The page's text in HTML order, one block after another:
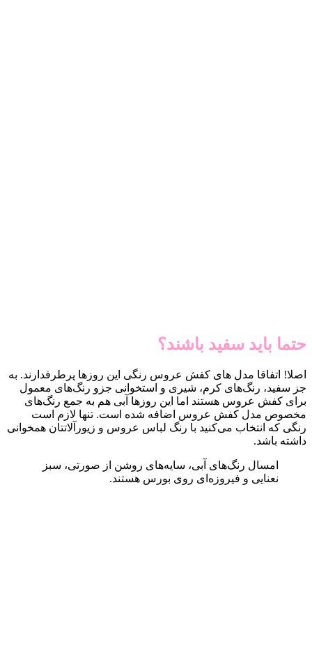
حتما باید سفید باشند؟
اصلا! اتفاقا مدل های کفش عروس رنگی این روزها پرطرفدارند. به
جز سفید، رنگ‌های کرم، شیری و استخوانی جزو رنگ‌های معمول
برای کفش عروس هستند اما این روزها آبی هم به جمع رنگ‌های
مخصوص مدل کفش عروس اضافه شده است. تنها لازم است
رنگی که انتخاب می‌کنید با رنگ لباس عروس و زیورآلاتتان همخوانی
داشته باشد.
امسال رنگ‌های آبی، سایه‌های روشن از صورتی، سبز
نعنایی و فیروزه‌ای روی بورس هستند.